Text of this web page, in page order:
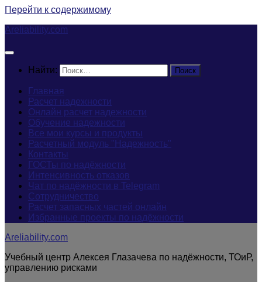
Перейти к содержимому
Areliability.com
Найти:
Главная
Расчет надежности
Онлайн расчет надежности
Обучение надежности
Все мои курсы и продукты
Расчетный модуль "Надежность"
Контакты
ГОСТы по надёжности
Интенсивность отказов
Чат по надёжности в Telegram
Сотрудничество
Расчет запасных частей онлайн
Избранные проекты по надёжности
Areliability.com
Учебный центр Алексея Глазачева по надёжности, ТОиР,
управлению рисками